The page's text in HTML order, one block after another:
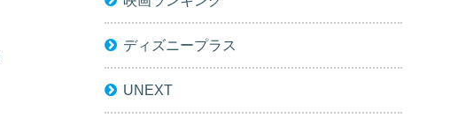
ディズニープラス
UNEXT